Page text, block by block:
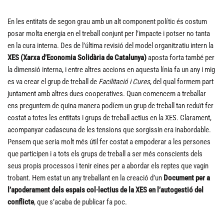
En les entitats de segon grau amb un alt component polític és costum
posar molta energia en el treball conjunt per l’impacte i potser no tanta
en la cura interna. Des de l’última revisió del model organitzatiu intern la
XES (Xarxa d’Economia Solidària de Catalunya)aposta forta també per
la dimensió interna, i entre altres accions en aquesta línia fa un any i mig
es va crear el grup de treball de Facilitació i Cures, del qual formem part
juntament amb altres dues cooperatives. Quan comencem a treballar
ens preguntem de quina manera podíem un grup de treball tan reduït fer
costat a totes les entitats i grups de treball actius en la XES. Clarament,
acompanyar cadascuna de les tensions que sorgissin era inabordable.
Pensem que seria molt més útil fer costat a empoderar a les persones
que participen i a tots els grups de treball a ser més conscients dels
seus propis processos i tenir eines per a abordar els reptes que vagin
trobant. Hem estat un any treballant en la creació d’un Document per a
l’apoderament dels espais col·lectius de la XES en l’autogestió del
conflicte, que s’acaba de publicar fa poc.